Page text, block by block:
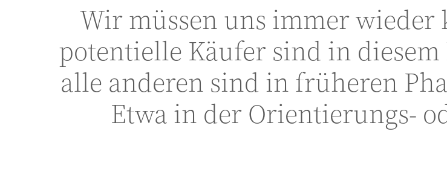
Wir müssen uns immer
potentielle Käufer sind in
alle anderen sind in früheren
Etwa in der Orientierungs-